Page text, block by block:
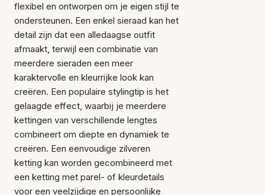
flexibel en ontworpen om je eigen stijl te
ondersteunen. Een enkel sieraad kan het
detail zijn dat een alledaagse outfit
afmaakt, terwijl een combinatie van
meerdere sieraden een meer
karaktervolle en kleurrijke look kan
creëren. Een populaire stylingtip is het
gelaagde effect, waarbij je meerdere
kettingen van verschillende lengtes
combineert om diepte en dynamiek te
creëren. Een eenvoudige zilveren
ketting kan worden gecombineerd met
een ketting met parel- of kleurdetails
voor een veelzijdige en persoonlijke